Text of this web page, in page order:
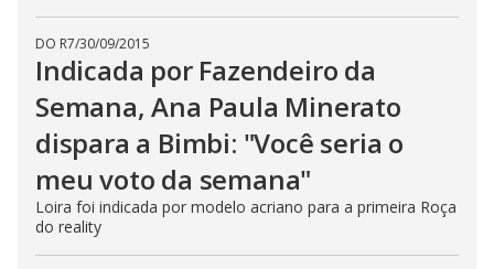
DO R7/30/09/2015
Indicada por Fazendeiro da
Semana, Ana Paula Minerato
dispara a Bimbi: "Você seria o
meu voto da semana"
Loira foi indicada por modelo acriano para a primeira Roça
do reality